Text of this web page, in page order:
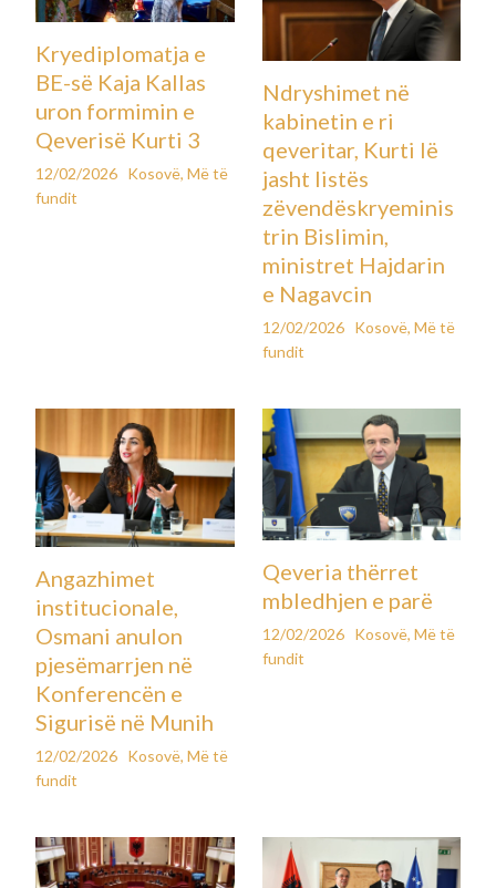
Kryediplomatja e
BE-së Kaja Kallas
uron formimin e
Qeverisë Kurti 3
12/02/2026 Kosovë,Më të
fundit
Ndryshimet në
kabinetin e ri
qeveritar, Kurti lë
jasht listës
zëvendëskryeminis
trin Bislimin,
ministret Hajdarin
e Nagavcin
12/02/2026 Kosovë, Më të
fundit
Angazhimet
institucionale,
Osmani anulon
pjesëmarrjen në
Konferencën e
Sigurisë në Munih
12/02/2026 Kosovë,Më të
fundit
Qeveria thërret
mbledhjen e parë
12/02/2026 Kosovë, Më të
fundit